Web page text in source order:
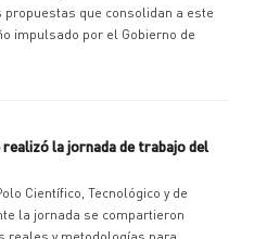
que consolidan a este
impulsado por el Gobierno de
la jornada de trabajo del
Científico, Tecnológico y de
la jornada se compartieron